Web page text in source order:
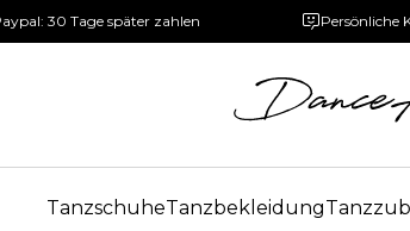
30 Tage später zahlen Persönliche
TanzschuheTanzbekleidung